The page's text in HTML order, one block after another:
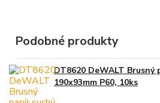
Podobné produkty
DT8620 DeWALT Brusný
190x93mm P60, 10ks